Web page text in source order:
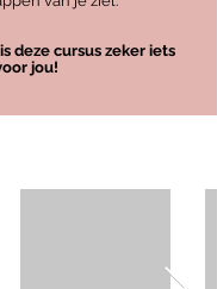
deze cursus zeker iets
jou!